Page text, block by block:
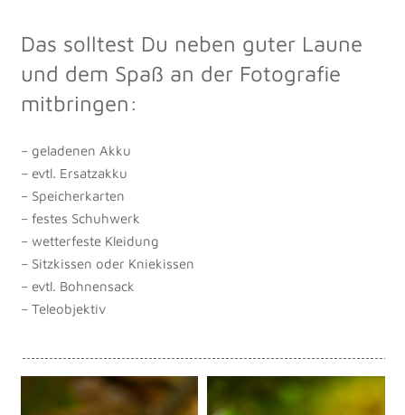
Das solltest Du neben guter Laune
und dem Spaß an der Fotografie
mitbringen:
– geladenen Akku
– evtl. Ersatzakku
– Speicherkarten
– festes Schuhwerk
– wetterfeste Kleidung
– Sitzkissen oder Kniekissen
– evtl. Bohnensack
– Teleobjektiv